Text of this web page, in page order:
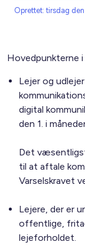
Oprettet: tirsdag
Hovedpunkterne
Lejer og
digital
den 1. i
Det
til at aftale
Varselskravet
Lejere, der er
offentlige,
lejeforholdet.